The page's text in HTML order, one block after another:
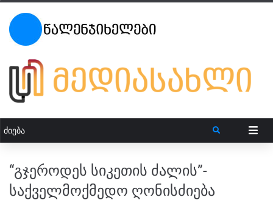
“გჯეროდეს სიკეთის ძალის”-
საქველმოქმედო ღონისძიება